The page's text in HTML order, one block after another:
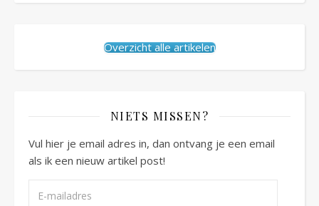
Overzicht alle artikelen
NIETS MISSEN?
Vul hier je email adres in, dan ontvang je een email
als ik een nieuw artikel post!